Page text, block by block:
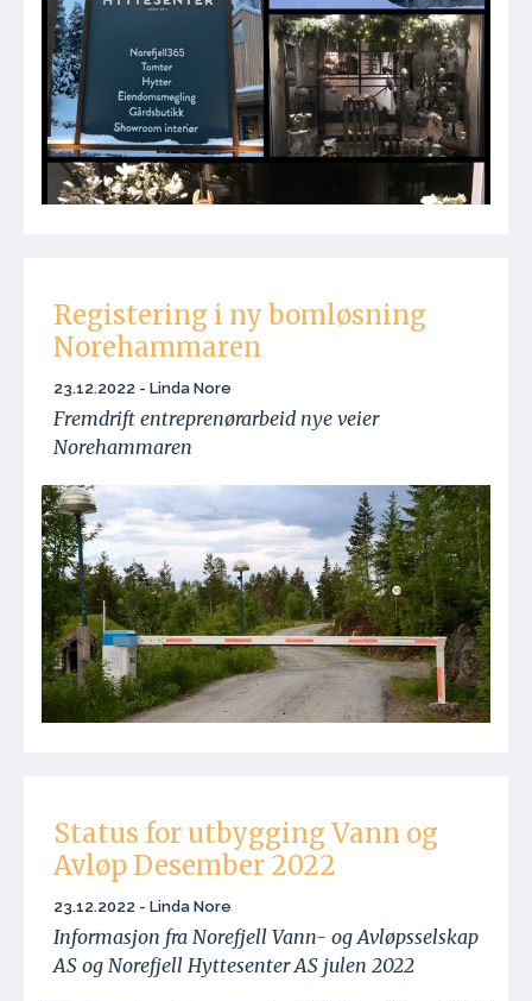
Registering i ny bomløsning
Norehammaren
23.12.2022 - Linda Nore
Fremdrift entreprenørarbeid nye veier
Norehammaren
Status for utbygging Vann og
Avløp Desember 2022
23.12.2022 - Linda Nore
Informasjon fra Norefjell Vann- og Avløpsselskap
AS og Norefjell Hyttesenter AS julen 2022